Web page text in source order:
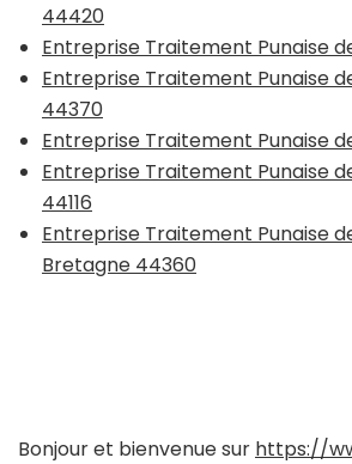
44420
Entreprise Traitement Punaise
Entreprise Traitement Punaise
44370
Entreprise Traitement Punaise
Entreprise Traitement Punaise
44116
Entreprise Traitement Punaise
Bretagne 44360
Bonjour et bienvenue sur https://